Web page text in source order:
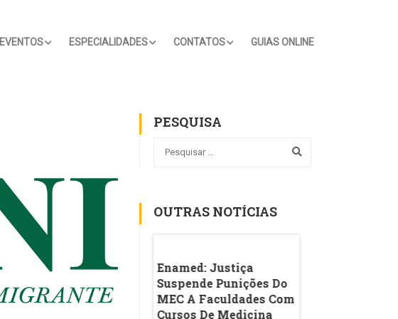
EVENTOS ESPECIALIDADES CONTATOS GUIAS ONLINE
PESQUISA
OUTRAS NOTÍCIAS
Vírgula Virou 'coisa De
Polêmica Sobre A
Enamed: Justiça
Suspende Punições Do
MEC A Faculdades Com
Cursos De Medicina